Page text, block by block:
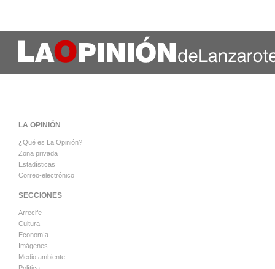
LA OPINIÓN
¿Qué es La Opinión?
Zona privada
Estadísticas
Correo-electrónico
SECCIONES
Arrecife
Cultura
Economía
Imágenes
Medio ambiente